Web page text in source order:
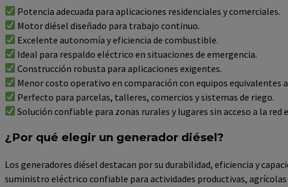
Potencia adecuada para aplicaciones residenciales y comerciales.
Motor diésel diseñado para trabajo continuo.
Excelente autonomía y eficiencia de combustible.
Ideal para respaldo eléctrico en situaciones de emergencia.
Construcción robusta para aplicaciones exigentes.
Menor costo operativo en comparación con equipos equivalentes
Perfecto para parcelas, talleres, comercios y sistemas de riego.
Solución confiable para zonas rurales y lugares sin acceso a la red
¿Por qué elegir un generador diésel?
Los generadores diésel destacan por su durabilidad, eficiencia y
suministro eléctrico confiable para actividades productivas, agrícolas